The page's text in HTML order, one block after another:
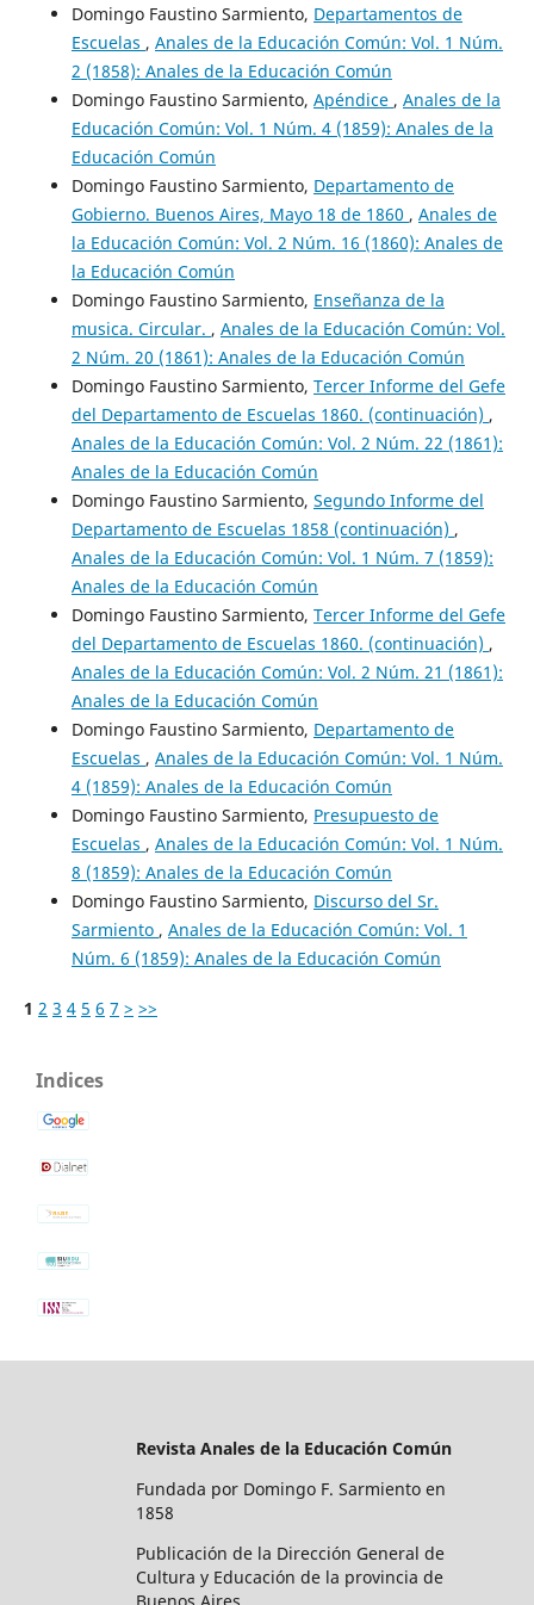
Domingo Faustino Sarmiento, Departamentos de
Escuelas , Anales de la Educación Común: Vol. 1 Núm.
2 (1858): Anales de la Educación Común
Domingo Faustino Sarmiento, Apéndice , Anales de la
Educación Común: Vol. 1 Núm. 4 (1859): Anales de la
Educación Común
Domingo Faustino Sarmiento, Departamento de
Gobierno. Buenos Aires, Mayo 18 de 1860 , Anales de
la Educación Común: Vol. 2 Núm. 16 (1860): Anales de
la Educación Común
Domingo Faustino Sarmiento, Enseñanza de la
musica. Circular. , Anales de la Educación Común: Vol.
2 Núm. 20 (1861): Anales de la Educación Común
Domingo Faustino Sarmiento, Tercer Informe del Gefe
del Departamento de Escuelas 1860. (continuación) ,
Anales de la Educación Común: Vol. 2 Núm. 22 (1861):
Anales de la Educación Común
Domingo Faustino Sarmiento, Segundo Informe del
Departamento de Escuelas 1858 (continuación) ,
Anales de la Educación Común: Vol. 1 Núm. 7 (1859):
Anales de la Educación Común
Domingo Faustino Sarmiento, Tercer Informe del Gefe
del Departamento de Escuelas 1860. (continuación) ,
Anales de la Educación Común: Vol. 2 Núm. 21 (1861):
Anales de la Educación Común
Domingo Faustino Sarmiento, Departamento de
Escuelas , Anales de la Educación Común: Vol. 1 Núm.
4 (1859): Anales de la Educación Común
Domingo Faustino Sarmiento, Presupuesto de
Escuelas , Anales de la Educación Común: Vol. 1 Núm.
8 (1859): Anales de la Educación Común
Domingo Faustino Sarmiento, Discurso del Sr.
Sarmiento , Anales de la Educación Común: Vol. 1
Núm. 6 (1859): Anales de la Educación Común
1 2 3 4 5 6 7 > >>
Indices
Revista Anales de la Educación Común
Fundada por Domingo F. Sarmiento en
1858
Publicación de la Dirección General de
Cultura y Educación de la provincia de
Buenos Aires.